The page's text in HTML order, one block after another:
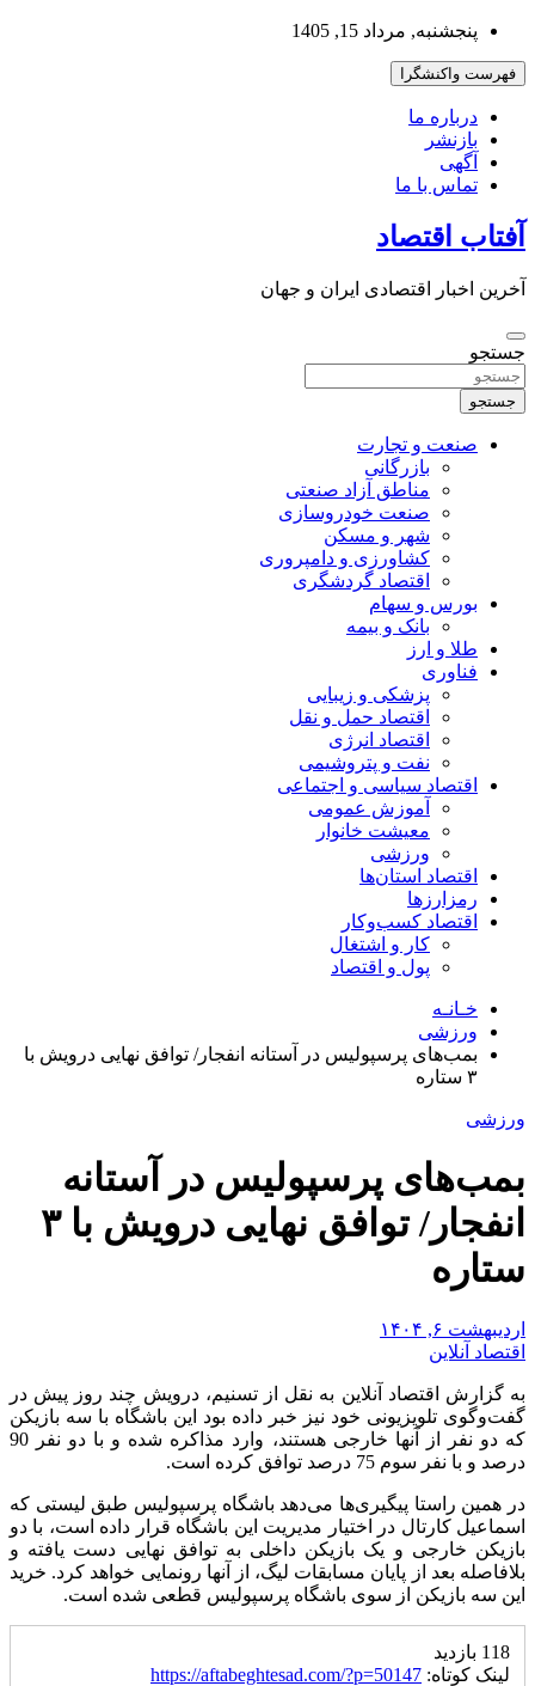
بروید
پنجشنبه, مرداد 15, 1405
فهرست واکنشگرا
درباره ما
بازنشر
آگهی
تماس با ما
آفتاب اقتصاد
آخرین اخبار اقتصادی ایران و جهان
جستجو
جستجو
صنعت و تجارت
بازرگانی
مناطق آزاد صنعتی
صنعت خودروسازی
شهر و مسکن
کشاورزی و دامپروری
اقتصاد گردشگری
بورس و سهام
بانک و بیمه
طلا و ارز
فناوری
پزشکی و زیبایی
اقتصاد حمل و نقل
اقتصاد انرژی
نفت و پتروشیمی
اقتصاد سیاسی و اجتماعی
آموزش عمومی
معیشت خانوار
ورزشی
اقتصاد استان‌ها
رمزارزها
اقتصاد کسب‌و‌کار
کار و اشتغال
پول و اقتصاد
خـانـه
ورزشی
بمب‌های پرسپولیس در آستانه انفجار/ توافق نهایی درویش با
۳ ستاره
ورزشی
بمب‌های پرسپولیس در آستانه
انفجار/ توافق نهایی درویش با ۳
ستاره
اردیبهشت ۶, ۱۴۰۴
اقتصاد آنلاین
به گزارش اقتصاد آنلاین به نقل از تسنیم، درویش چند روز پیش در
گفت‌وگوی تلویزیونی خود نیز خبر داده بود این باشگاه با سه بازیکن
که دو نفر از آنها خارجی هستند، وارد مذاکره شده و با دو نفر 90
درصد و با نفر سوم 75 درصد توافق کرده است.
در همین راستا پیگیری‌ها می‌دهد باشگاه پرسپولیس طبق لیستی که
اسماعیل کارتال در اختیار مدیریت این باشگاه قرار داده است، با دو
بازیکن خارجی و یک بازیکن داخلی به توافق نهایی دست یافته و
بلافاصله بعد از پایان مسابقات لیگ، از آنها رونمایی خواهد کرد. خرید
این سه بازیکن از سوی باشگاه پرسپولیس قطعی شده است.
118 بازدید
لینک کوتاه: https://aftabeghtesad.com/?p=50147